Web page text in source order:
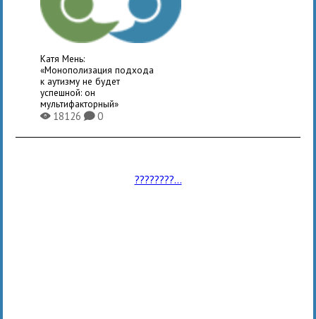
Катя Мень:
«Монополизация подхода
к аутизму не будет
успешной: он
мультифакторный»
X18126K0
????????...